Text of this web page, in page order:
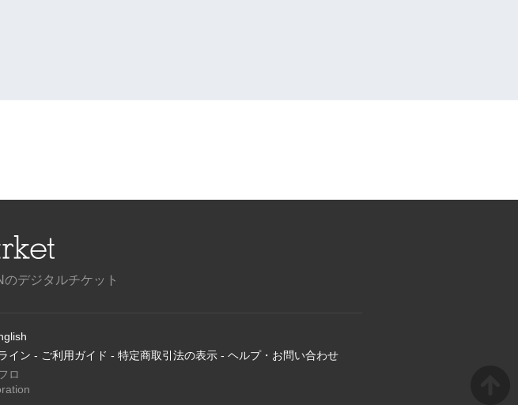
デジタルチケット
イン - ご利用ガイド - 特定商取引法の表示 - ヘルプ・お問い合わせ
ロ